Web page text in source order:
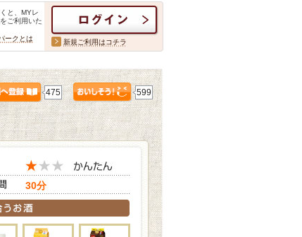
と、MYレ
ご利用いた
ークとは 新規ご利用はコチラ
475 599
30分